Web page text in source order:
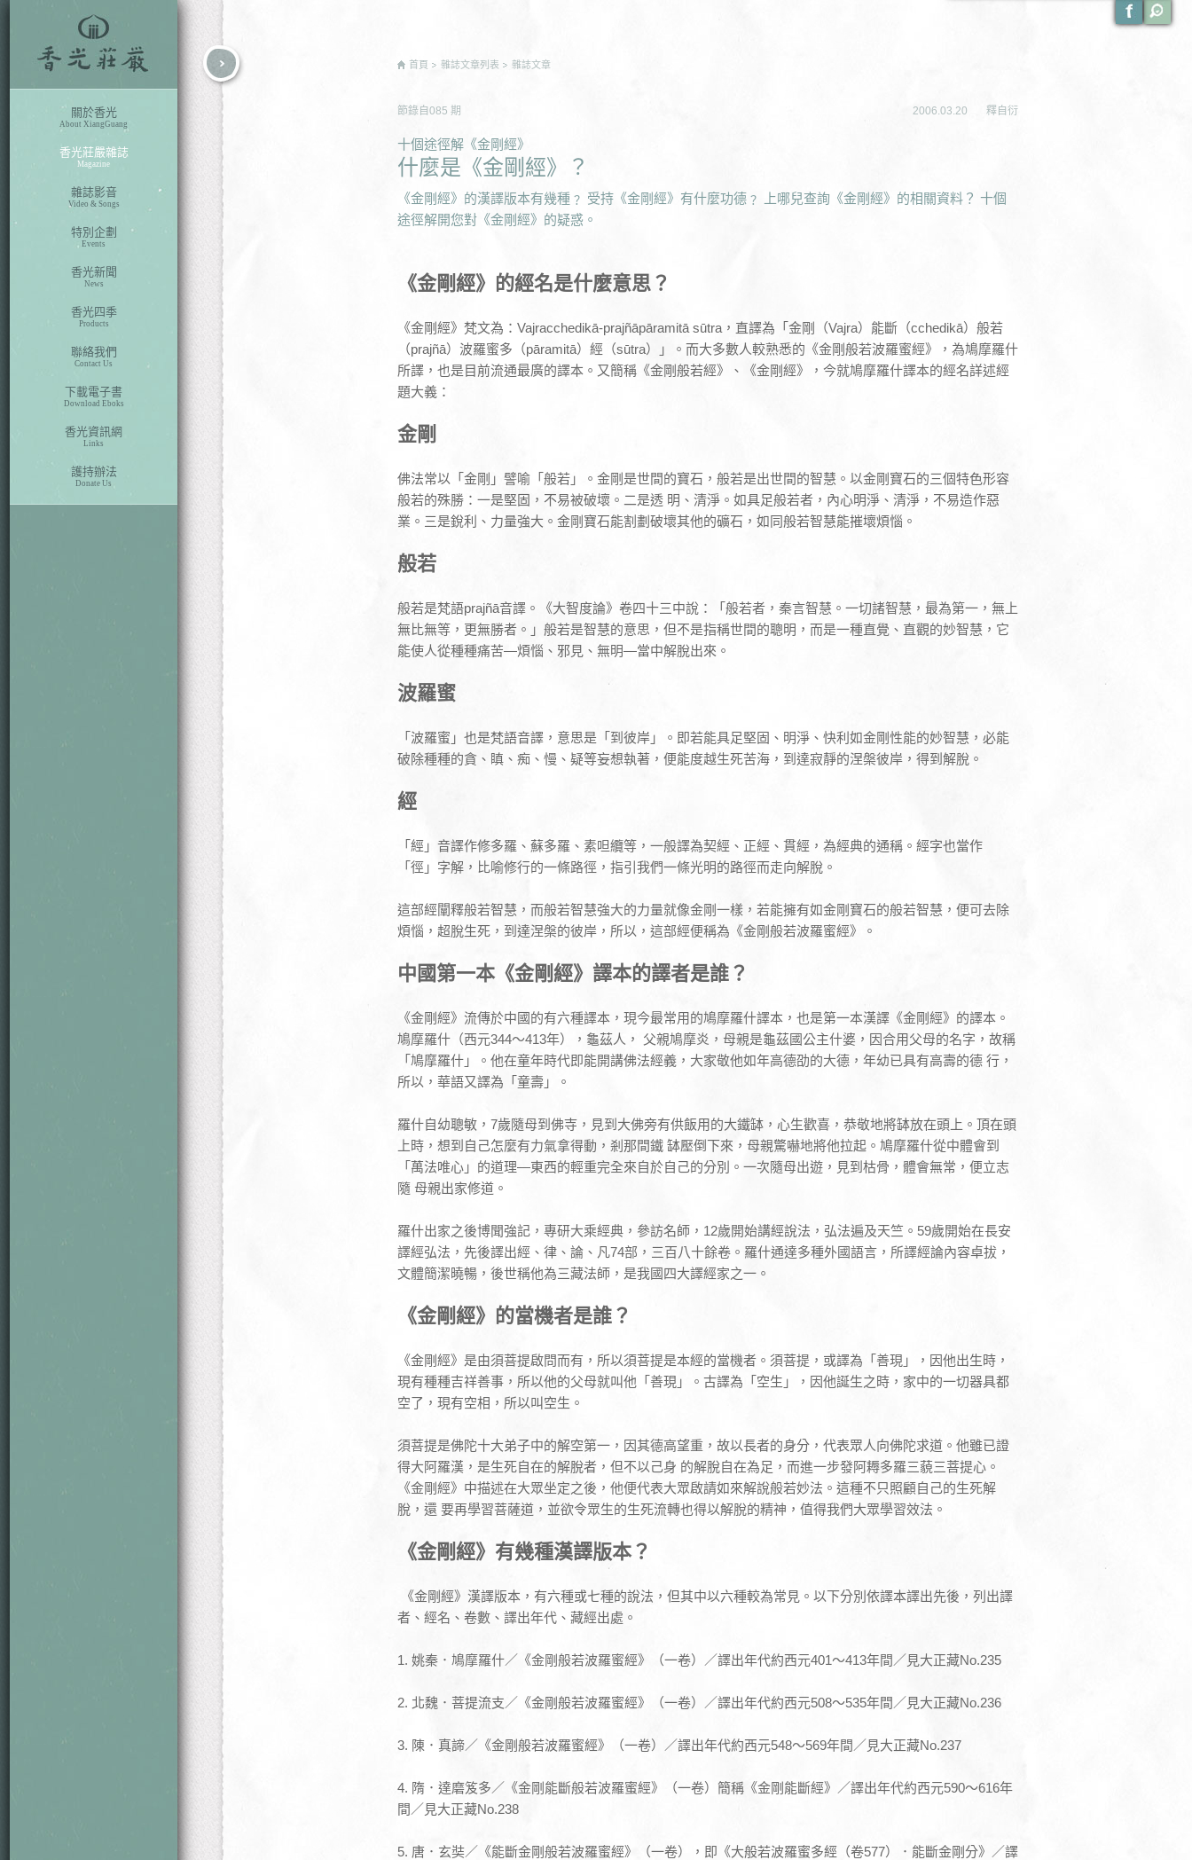
關於香光
About XiangGuang
香光莊嚴雜誌
Magazine
雜誌影音
Video & Songs
特別企劃
Events
香光新聞
News
香光四季
Products
聯絡我們
Contact Us
下載電子書
Download Eboks
香光資訊網
Links
護持辦法
Donate Us
首頁 雜誌文章列表 雜誌文章
節錄自 085 期 2006.03.20 釋自衍
十個途徑解《金剛經》
什麼是《金剛經》？
《金剛經》的漢譯版本有幾種﹖ 受持《金剛經》有什麼功德﹖ 上哪兒查詢《金剛經》的相關資料？ 十個
途徑解開您對《金剛經》的疑惑。
《金剛經》的經名是什麼意思？
《金剛經》梵文為：Vajracchedikā-prajñāpāramitā sūtra，直譯為「金剛（Vajra）能斷（cchedikā）般若
（prajñā）波羅蜜多（pāramitā）經（sūtra）」。而大多數人較熟悉的《金剛般若波羅蜜經》，為鳩摩羅什
所譯，也是目前流通最廣的譯本。又簡稱《金剛般若經》、《金剛經》，今就鳩摩羅什譯本的經名詳述經
題大義：
金剛
佛法常以「金剛」譬喻「般若」。金剛是世間的寶石，般若是出世間的智慧。以金剛寶石的三個特色形容
般若的殊勝：一是堅固，不易被破壞。二是透 明、清淨。如具足般若者，內心明淨、清淨，不易造作惡
業。三是銳利、力量強大。金剛寶石能割劃破壞其他的礦石，如同般若智慧能摧壞煩惱。
般若
般若是梵語prajñā音譯。《大智度論》卷四十三中說：「般若者，秦言智慧。一切諸智慧，最為第一，無上
無比無等，更無勝者。」般若是智慧的意思，但不是指稱世間的聰明，而是一種直覺、直觀的妙智慧，它
能使人從種種痛苦—煩惱、邪見、無明—當中解脫出來。
波羅蜜
「波羅蜜」也是梵語音譯，意思是「到彼岸」。即若能具足堅固、明淨、快利如金剛性能的妙智慧，必能
破除種種的貪、瞋、痴、慢、疑等妄想執著，便能度越生死苦海，到達寂靜的涅槃彼岸，得到解脫。
經
「經」音譯作修多羅、蘇多羅、素呾纜等，一般譯為契經、正經、貫經，為經典的通稱。經字也當作
「徑」字解，比喻修行的一條路徑，指引我們一條光明的路徑而走向解脫。
這部經闡釋般若智慧，而般若智慧強大的力量就像金剛一樣，若能擁有如金剛寶石的般若智慧，便可去除
煩惱，超脫生死，到達涅槃的彼岸，所以，這部經便稱為《金剛般若波羅蜜經》。
中國第一本《金剛經》譯本的譯者是誰？
《金剛經》流傳於中國的有六種譯本，現今最常用的鳩摩羅什譯本，也是第一本漢譯《金剛經》的譯本。
鳩摩羅什（西元344～413年），龜茲人， 父親鳩摩炎，母親是龜茲國公主什婆，因合用父母的名字，故稱
「鳩摩羅什」。他在童年時代即能開講佛法經義，大家敬他如年高德劭的大德，年幼已具有高壽的德 行，
所以，華語又譯為「童壽」。
羅什自幼聰敏，7歲隨母到佛寺，見到大佛旁有供飯用的大鐵缽，心生歡喜，恭敬地將缽放在頭上。頂在頭
上時，想到自己怎麼有力氣拿得動，剎那間鐵 缽壓倒下來，母親驚嚇地將他拉起。鳩摩羅什從中體會到
「萬法唯心」的道理—東西的輕重完全來自於自己的分別。一次隨母出遊，見到枯骨，體會無常，便立志
隨 母親出家修道。
羅什出家之後博聞強記，專研大乘經典，參訪名師，12歲開始講經說法，弘法遍及天竺。59歲開始在長安
譯經弘法，先後譯出經、律、論、凡74部，三百八十餘卷。羅什通達多種外國語言，所譯經論內容卓拔，
文體簡潔曉暢，後世稱他為三藏法師，是我國四大譯經家之一。
《金剛經》的當機者是誰？
《金剛經》是由須菩提啟問而有，所以須菩提是本經的當機者。須菩提，或譯為「善現」，因他出生時，
現有種種吉祥善事，所以他的父母就叫他「善現」。古譯為「空生」，因他誕生之時，家中的一切器具都
空了，現有空相，所以叫空生。
須菩提是佛陀十大弟子中的解空第一，因其德高望重，故以長者的身分，代表眾人向佛陀求道。他雖已證
得大阿羅漢，是生死自在的解脫者，但不以己身 的解脫自在為足，而進一步發阿耨多羅三藐三菩提心。
《金剛經》中描述在大眾坐定之後，他便代表大眾啟請如來解說般若妙法。這種不只照顧自己的生死解
脫，還 要再學習菩薩道，並欲令眾生的生死流轉也得以解脫的精神，值得我們大眾學習效法。
《金剛經》有幾種漢譯版本？
《金剛經》漢譯版本，有六種或七種的說法，但其中以六種較為常見。以下分別依譯本譯出先後，列出譯
者、經名、卷數、譯出年代、藏經出處。
1. 姚秦．鳩摩羅什／《金剛般若波羅蜜經》（一卷）／譯出年代約西元401～413年間／見大正藏No.235
2. 北魏．菩提流支／《金剛般若波羅蜜經》（一卷）／譯出年代約西元508～535年間／見大正藏No.236
3. 陳．真諦／《金剛般若波羅蜜經》（一卷）／譯出年代約西元548～569年間／見大正藏No.237
4. 隋．達磨笈多／《金剛能斷般若波羅蜜經》（一卷）簡稱《金剛能斷經》／譯出年代約西元590～616年
間／見大正藏No.238
5. 唐．玄奘／《能斷金剛般若波羅蜜經》（一卷），即《大般若波羅蜜多經（卷577）．能斷金剛分》／譯